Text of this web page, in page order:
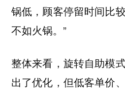
锅低，顾客停留时间比
不如火锅。”
整体来看，旋转自助模
出了优化，但低客单价